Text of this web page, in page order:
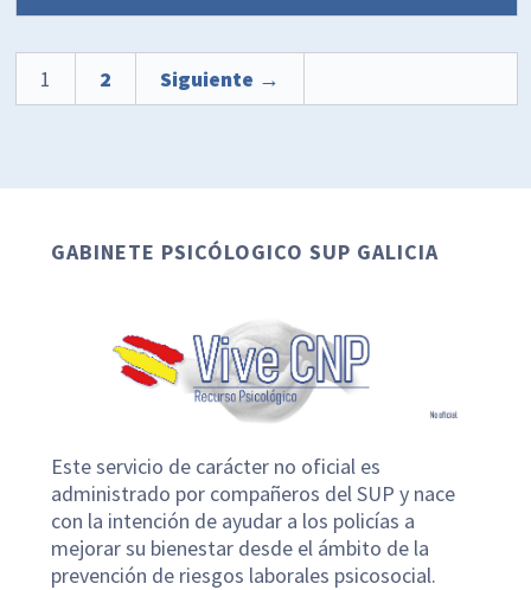
1 2 Siguiente →
GABINETE PSICÓLOGICO SUP GALICIA
Este servicio de carácter no oficial es
administrado por compañeros del SUP y nace
con la intención de ayudar a los policías a
mejorar su bienestar desde el ámbito de la
prevención de riesgos laborales psicosocial.